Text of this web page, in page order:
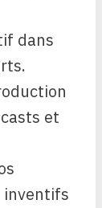
dans
et
inventifs